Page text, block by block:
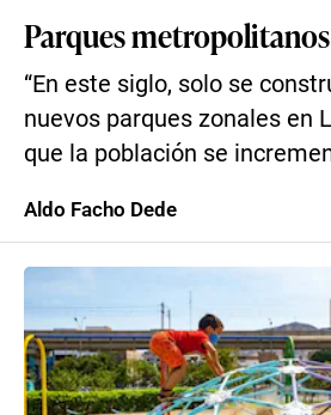
Parques metropolitanos
“En este siglo, solo se
nuevos parques zonales en
que la población se
Aldo Facho Dede